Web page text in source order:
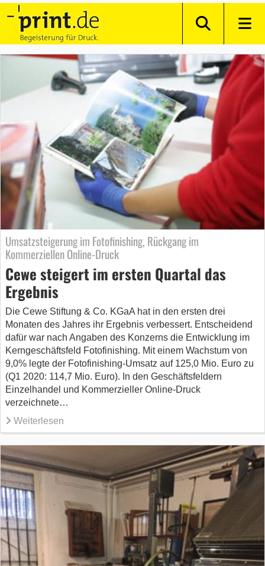
Umsatzsteigerung im Fotofinishing, Rückgang im
Kommerziellen Online-Druck
Cewe steigert im ersten Quartal das
Ergebnis
Die Cewe Stiftung & Co. KGaA hat in den ersten drei
Monaten des Jahres ihr Ergebnis verbessert. Entscheidend
dafür war nach Angaben des Konzerns die Entwicklung im
Kerngeschäftsfeld Fotofinishing. Mit einem Wachstum von
9,0% legte der Fotofinishing-Umsatz auf 125,0 Mio. Euro zu
(Q1 2020: 114,7 Mio. Euro). In den Geschäftsfeldern
Einzelhandel und Kommerzieller Online-Druck
verzeichnete…
Weiterlesen